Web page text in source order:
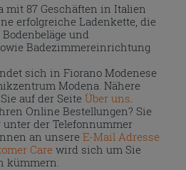
mit 87 Geschäften in Italien
erfolgreiche Ladenkette, die
und
Badezimmereinrichtung
sich in Fiorano Modenese
Modena. Nähere
auf der Seite Über uns
Online Bestellungen? Sie
der Telefonnummer
an unsereE-Mail Adresse
Care wird sich um Sie
kümmern.